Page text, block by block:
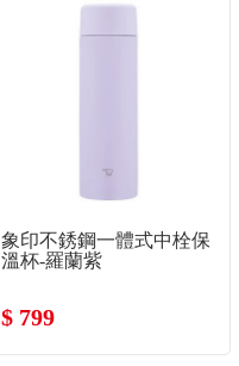
象印不銹鋼一體式中栓保
溫杯-羅蘭紫
$ 799